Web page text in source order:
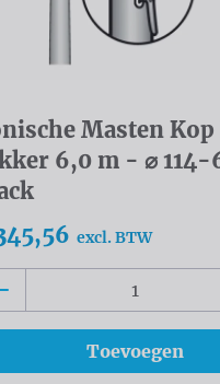
Masten
6,0 m - ⌀ 114-
excl. BTW
Toevoegen